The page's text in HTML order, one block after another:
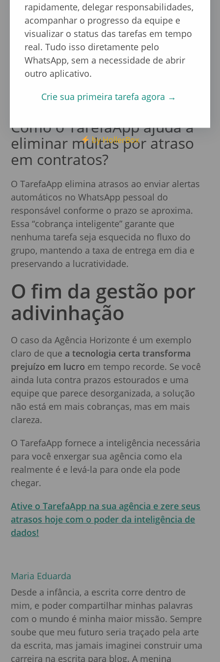
Os Relatórios para Admin oferecem uma visão
macro e micro da operação. Eles permitem
identificar quais colaboradores estão
sobrecarregados, quais projetos possuem mais
gargalos e qual a pontuação real de
produtividade da equipe, substituindo
precisos.
Como o TarefaApp ajuda a
eliminar multas por atraso
em contratos?
O TarefaApp elimina atrasos ao enviar alertas
automáticos no WhatsApp pessoal do
responsável conforme o prazo se aproxima.
Essa “cobrança inteligente” garante que
nenhuma tarefa seja esquecida no fluxo do
grupo, mantendo a taxa de entrega em dia e
preservando a lucratividade.
O fim da gestão por
adivinhação
O caso da Agência Horizonte é um exemplo
claro de que a tecnologia certa transforma
prejuízo em lucro em tempo recorde. Se você
ainda luta contra prazos estourados e uma
equipe que parece desorganizada, a solução
não está em mais cobranças, mas em mais
clareza.
O TarefaApp fornece a inteligência necessária
para você enxergar sua agência como ela
realmente é e levá-la para onde ela pode
chegar.
Ative o TarefaApp na sua agência e zere seus
atrasos hoje com o poder da inteligência de
dados!
Maria Eduarda
Desde a infância, a escrita corre dentro de
mim, e poder compartilhar minhas palavras
com o mundo é minha maior missão. Sempre
soube que meu futuro seria traçado pela arte
da escrita, mas jamais imaginei construir uma
carreira na escrita para blog. A menina
rapidamente, delegar responsabilidades,
acompanhar o progresso da equipe e
visualizar o status das tarefas em tempo
real. Tudo isso diretamente pelo
WhatsApp, sem a necessidade de abrir
outro aplicativo.
Crie sua primeira tarefa agora →
by HollerBox